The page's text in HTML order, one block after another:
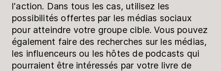
l'action. Dans tous les cas, utilisez les
possibilités offertes par les médias sociaux
pour atteindre votre groupe cible. Vous pouvez
également faire des recherches sur les médias,
les influenceurs ou les hôtes de podcasts qui
pourraient être intéressés par votre livre de